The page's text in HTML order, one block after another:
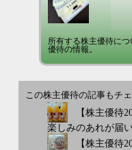
所有する株主優待に
優待の情報。
この株主優待の記事もチェ
【株主優待
楽しみのあれが届
【株主優待